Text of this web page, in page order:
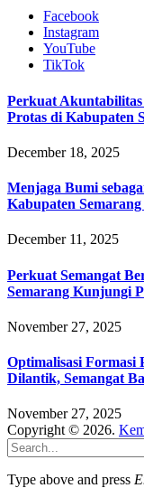
Facebook
Instagram
YouTube
TikTok
Perkuat
Protas di Kabupaten
December 18, 2025
Menjaga Bumi
Kabupaten
December 11, 2025
Perkuat Semangat
Semarang Kunjungi
November 27, 2025
Optimalisasi Formasi
Dilantik, Semangat
November 27, 2025
Copyright © 2026.
Type above and press